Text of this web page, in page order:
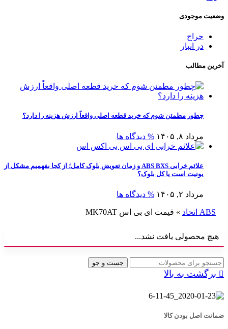
وضعیت موجودی
حراج
در انبار
آخرین مطالب
چطور مطمئن شوم که خرید قطعه اصلی واقعاً ارزش هزینه را دارد؟
مرداد ۸, ۱۴۰۵ % دیدگاه ها
علائم خرابی ABS BXS و زمان تعویض بلوک کامل؛ از کجا بفهمیم مشکل از
یونیت است یا کل بلوک؟
مرداد ۲, ۱۴۰۵ % دیدگاه ها
ABS اتحاد » قیمت ای بی اس MK70AT
هیچ محصولی یافت نشد...
جست و جو
برگشت به بالا
ضمانت اصل بودن کالا